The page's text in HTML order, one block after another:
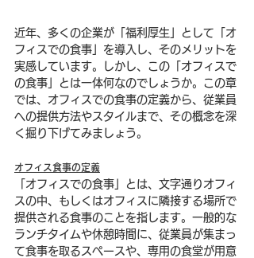
近年、多くの企業が「福利厚生」として「オ
フィスでの食事」を導入し、そのメリットを
実感しています。しかし、この「オフィスで
の食事」とは一体何なのでしょうか。この章
では、オフィスでの食事の定義から、従業員
への提供方法やスタイルまで、その概念を深
く掘り下げてみましょう。
オフィス食事の定義
「オフィスでの食事」とは、文字通りオフィ
スの中、もしくはオフィスに隣接する場所で
提供される食事のことを指します。一般的な
ランチタイムや休憩時間に、従業員が集まっ
て食事を取るスペースや、専用の食堂が用意